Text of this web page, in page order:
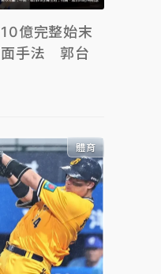
億完整始末
面手法 郭台
體育